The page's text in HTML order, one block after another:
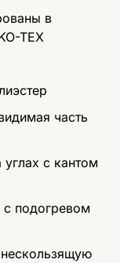
в
TEX
часть
с кантом
подогревом